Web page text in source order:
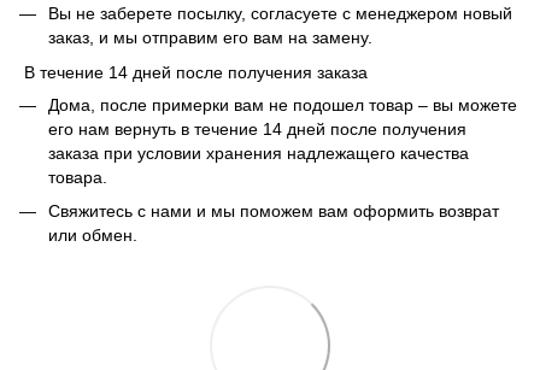
Вы не заберете посылку, согласуете с менеджером новый
заказ, и мы отправим его вам на замену.
В течение 14 дней после получения заказа
Дома, после примерки вам не подошел товар – вы можете
его нам вернуть в течение 14 дней после получения
заказа при условии хранения надлежащего качества
товара.
Свяжитесь с нами и мы поможем вам оформить возврат
или обмен.